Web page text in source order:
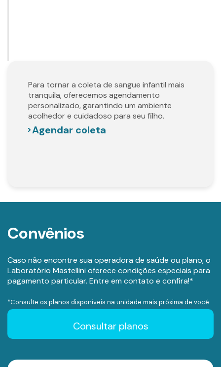
Para tornar a coleta de sangue infantil mais
tranquila, oferecemos agendamento
personalizado, garantindo um ambiente
acolhedor e cuidadoso para seu filho.
Agendar coleta
Convênios
Caso não encontre sua operadora de saúde ou plano, o
Laboratório Mastellini oferece condições especiais para
pagamento particular. Entre em contato e confira!*
*Consulte os planos disponíveis na unidade mais próxima de você.
Consultar planos